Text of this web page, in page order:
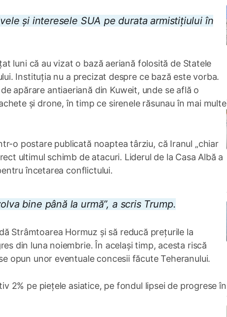
și interesele SUA pe durata armistițiului în
luni că au vizat o bază aeriană folosită de Statele
Instituția nu a precizat despre ce bază este vorba.
apărare antiaeriană din Kuweit, unde se află o
și drone, în timp ce sirenele răsunau în mai multe
o postare publicată noaptea târziu, că Iranul „chiar
ultimul schimb de atacuri. Liderul de la Casa Albă a
încetarea conflictului.
bine până la urmă”, a scris Trump.
Strâmtoarea Hormuz și să reducă prețurile la
din luna noiembrie. În același timp, acesta riscă
opun unor eventuale concesii făcute Teheranului.
2% pe piețele asiatice, pe fondul lipsei de progrese în